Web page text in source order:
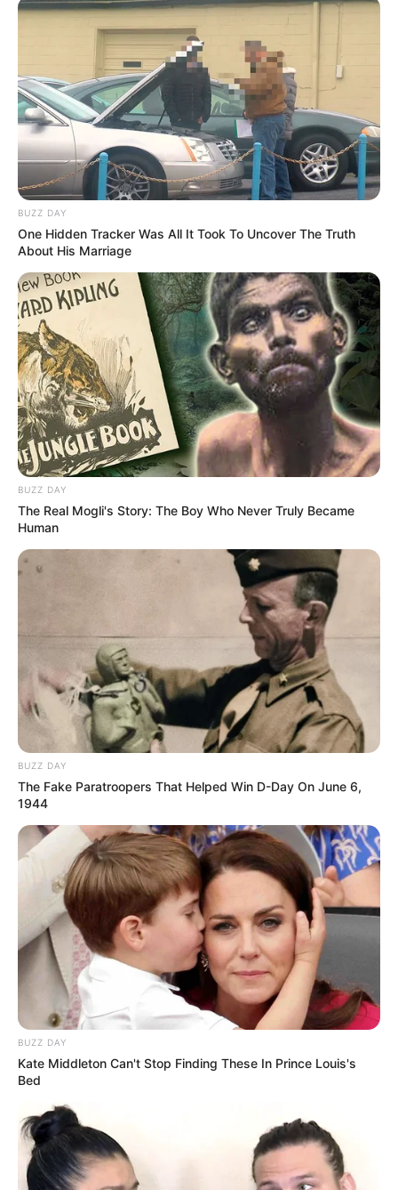
BUZZ DAY
One Hidden Tracker Was All It Took To Uncover The Truth
About His Marriage
BUZZ DAY
The Real Mogli's Story: The Boy Who Never Truly Became
Human
BUZZ DAY
The Fake Paratroopers That Helped Win D-Day On June 6,
1944
BUZZ DAY
Kate Middleton Can't Stop Finding These In Prince Louis's
Bed